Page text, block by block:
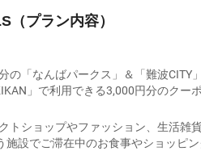
（プラン内容）
の「なんばパークス」＆「難波CITY
」で利用できる3,000円分のクー
トショップやファッション、生活雑
施設でご滞在中のお食事やショッピ